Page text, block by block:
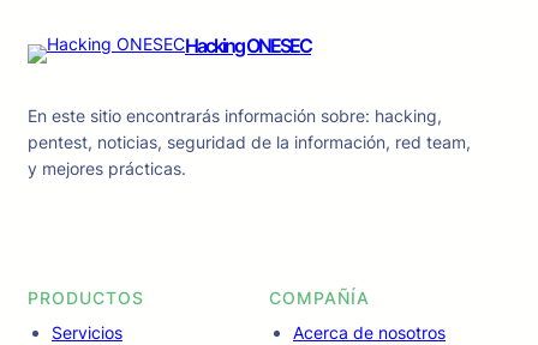
Hacking ONESEC
En este sitio encontrarás información sobre: hacking,
pentest, noticias, seguridad de la información, red team,
y mejores prácticas.
PRODUCTOS
Servicios
COMPAÑÍA
Acerca de nosotros